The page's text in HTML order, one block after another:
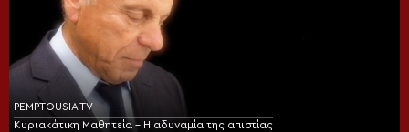
PEMPTOUSIA TV
Κυριακάτικη Μαθητεία – Η αδυναμία της απιστίας